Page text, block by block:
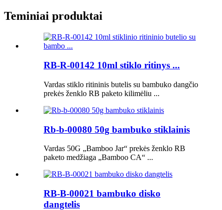
Teminiai produktai
RB-R-00142 10ml stiklo ritinys ...
Vardas stiklo ritininis butelis su bambuko dangčio
prekės ženklo RB paketo kilimėliu ...
Rb-b-00080 50g bambuko stiklainis
Vardas 50G „Bamboo Jar“ prekės ženklo RB
paketo medžiaga „Bamboo CA“ ...
RB-B-00021 bambuko disko
dangtelis